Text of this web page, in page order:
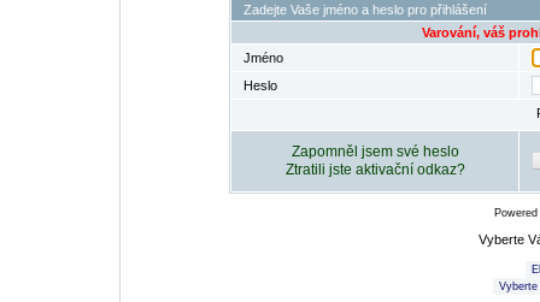
Zadejte Vaše jméno a heslo pro přihlášení
Varování, váš
Jméno
Heslo
Zapomněl jsem své heslo
Ztratili jste aktivační odkaz?
Vyberte